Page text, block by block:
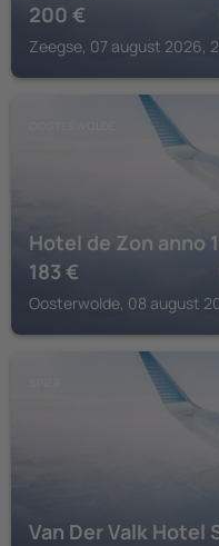
200 €
Zeegse, 07 august 2026,
Hotel de Zon anno
183 €
Oosterwolde, 08 august
Van Der Valk Hotel